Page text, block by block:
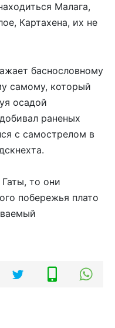
Малага,
Картахена, их не
баснословному
самому, который
осадой
раненых
с самострелом в
то они
побережья плато